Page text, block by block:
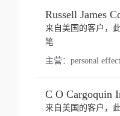
来自美国的客户，
笔
主营：
C O Cargoquin
来自美国的客户，